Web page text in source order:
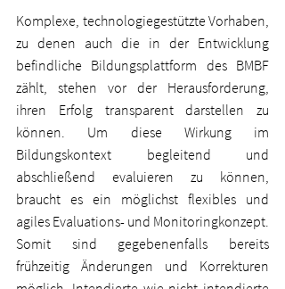
Komplexe, technologiegestützte Vorhaben,
zu denen auch die in der Entwicklung
befindliche Bildungsplattform des BMBF
zählt, stehen vor der Herausforderung,
ihren Erfolg transparent darstellen zu
können. Um diese Wirkung im
Bildungskontext begleitend und
abschließend evaluieren zu können,
braucht es ein möglichst flexibles und
agiles Evaluations- und Monitoringkonzept.
Somit sind gegebenenfalls bereits
frühzeitig Änderungen und Korrekturen